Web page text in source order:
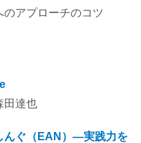
アプローチのコツ
田達也
んぐ（EAN）―実践力を